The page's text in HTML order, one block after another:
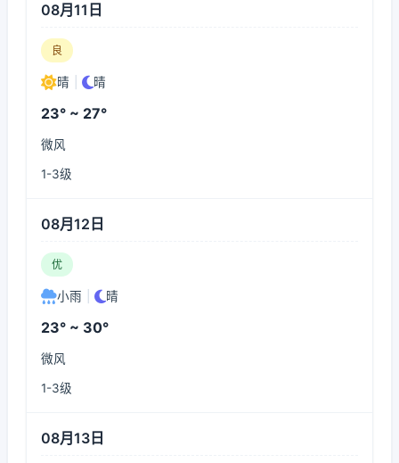
08月11日
良
晴 晴
23° ~ 27°
微风
1-3级
08月12日
优
小雨 晴
23° ~ 30°
微风
1-3级
08月13日